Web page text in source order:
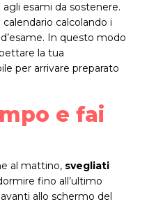
esami da sostenere.
calcolando i
In questo modo
la tua
per arrivare preparato
e fai
al mattino, svegliati
fino all’ultimo
allo schermo del